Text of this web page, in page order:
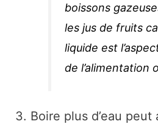
boissons
les jus de fruits
liquide est
de l’alimentation
3. Boire plus d’eau peut